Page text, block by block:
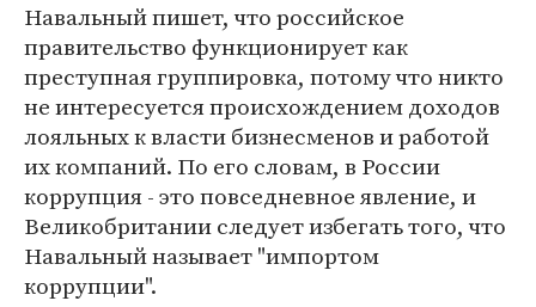
Навальный пишет, что российское
правительство функционирует как
преступная группировка, потому что никто
не интересуется происхождением доходов
лояльных к власти бизнесменов и работой
их компаний. По его словам, в России
коррупция - это повседневное явление, и
Великобритании следует избегать того, что
Навальный называет "импортом
коррупции".